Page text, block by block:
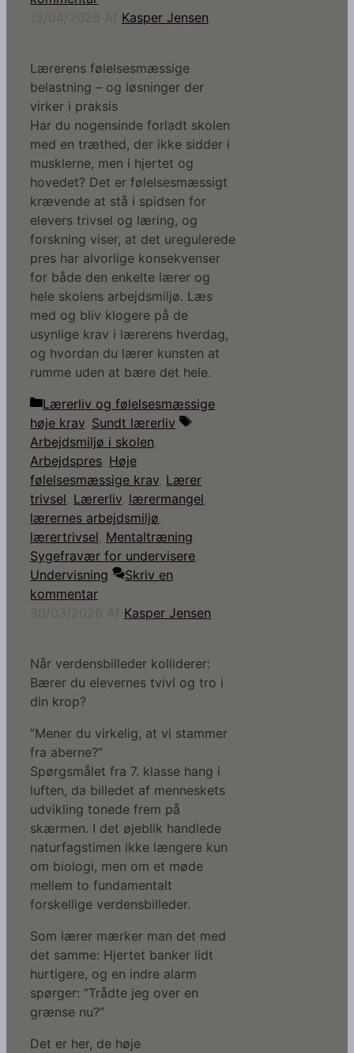
Kasper Jensen
Lærerens følelsesmæssige
belastning – og løsninger der
virker i praksis
Har du nogensinde forladt skolen
med en træthed, der ikke sidder i
musklerne, men i hjertet og
hovedet? Det er følelsesmæssigt
krævende at stå i spidsen for
elevers trivsel og læring, og
forskning viser, at det uregulerede
pres har alvorlige konsekvenser
for både den enkelte lærer og
hele skolens arbejdsmiljø. Læs
med og bliv klogere på de
usynlige krav i lærerens hverdag,
og hvordan du lærer kunsten at
rumme uden at bære det hele.
Kategorier
Lærerliv og følelsesmæssige
høje krav Sundt lærerliv
Tags
Arbejdsmiljø i skolen
Arbejdspres Høje
følelsesmæssige krav Lærer
trivsel Lærerliv lærermangel
lærernes arbejdsmiljø
lærertrivsel Mentaltræning
Sygefravær for undervisere
Undervisning
Skriv en
kommentar
Kasper Jensen
Når verdensbilleder kolliderer:
Bærer du elevernes tvivl og tro i
din krop?
”Mener du virkelig, at vi stammer
fra aberne?”
Spørgsmålet fra 7. klasse hang i
luften, da billedet af menneskets
udvikling tonede frem på
skærmen. I det øjeblik handlede
naturfagstimen ikke længere kun
om biologi, men om et møde
mellem to fundamentalt
forskellige verdensbilleder.
Som lærer mærker man det med
det samme: Hjertet banker lidt
hurtigere, og en indre alarm
spørger: ”Trådte jeg over en
grænse nu?”
Det er her, de høje